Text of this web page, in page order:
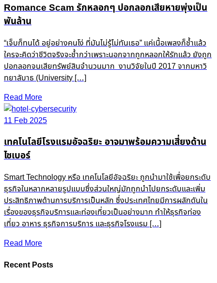
Romance Scam รักหลอกๆ ปอกลอกเสียหายพุ่งเป็น
พันล้าน
“เจ็บก็ทนได้ อยู่อย่างคนโง่ ที่มันไม่รู้ไม่ทันเธอ” แค่เนื้อเพลงก็ช้ำแล้ว
ใครจะคิดว่าชีวิตจริงจะช้ำกว่าเพราะนอกจากถูกหลอกให้รักแล้ว ยังถูก
ปอกลอกจนเสียทรัพย์สินจำนวนมาก งานวิจัยในปี 2017 จากมหาวิ
ทยาลับาธ (University […]
Read More
11 Feb 2025
เทคโนโลยีโรงแรมอัจฉริยะ อาจมาพร้อมความเสี่ยงด้าน
ไซเบอร์
Smart Technology หรือ เทคโนโลยีอัจฉริยะ ถูกนำมาใช้เพื่อยกระดับ
ธุรกิจในหลากหลายรูปแบบซึ่งส่วนใหญ่มักถูกนำไปยกระดับและเพิ่ม
ประสิทธิภาพด้านการบริการเป็นหลัก ซึ่งประเทศไทยมีการผลักดันใน
เรื่องของธุรกิจบริการและท่องเที่ยวเป็นอย่างมาก ทำให้ธุรกิจท่อง
เที่ยว อาหาร ธุรกิจการบริการ และธุรกิจโรงแรม […]
Read More
Recent Posts